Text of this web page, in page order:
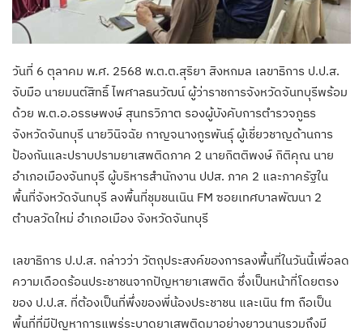
วันที่ 6 ตุลาคม พ.ศ. 2568 พ.ต.ต.สุริยา สิงหกมล เลขาธิการ ป.ป.ส.
จับมือ นายมนต์สิทธิ์ ไพศาลธนวัฒน์ ผู้ว่าราชการจังหวัดจันทบุรีพร้อม
ด้วย พ.ต.อ.อรรษพงษ์ สุนทรวิภาต รองผู้บังคับการตำรวจภูธร
จังหวัดจันทบุรี นายวินิจฉัย กาญจนางกูรพันธุ์ ผู้เชี่ยวชาญด้านการ
ป้องกันและปราบปรามยาเสพติดภาค 2 นายกิตติพงษ์ กิติคุณ นาย
อำเภอเมืองจันทบุรี ผู้บริหารสำนักงาน ปปส. ภาค 2 และภาครัฐใน
พื้นที่จังหวัดจันทบุรี ลงพื้นที่ชุมชนเนิน FM ซอยเทศบาลพัฒนา 2
ตำบลวัดใหม่ อำเภอเมือง จังหวัดจันทบุรี
เลขาธิการ ป.ป.ส. กล่าวว่า วัตถุประสงค์ของการลงพื้นที่ในวันนี้เพื่อลด
ความเดือดร้อนประชาชนจากปัญหายาเสพติด ซึ่งเป็นหน้าที่โดยตรง
ของ ป.ป.ส. ที่ต้องเป็นที่พึ่งของพี่น้องประชาชน และเนิน fm ถือเป็น
พื้นที่ที่มีปัญหาการแพร่ระบาดยาเสพติดมาอย่างยาวนานรวมถึงมี